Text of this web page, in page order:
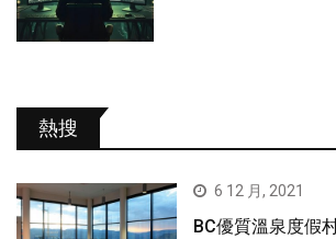
熱搜
6 12 月, 2021
BC優質溫泉度假